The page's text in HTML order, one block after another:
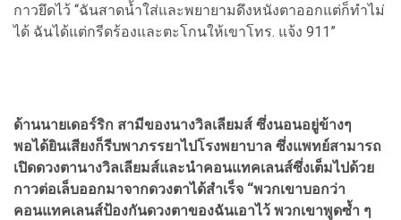
กาวยึดไว้ “ฉันสาดน้ำใส่และพยายามดึงหนังตาออกแต่ก็ทำไม่
ได้ ฉันได้แต่กรีดร้องและตะโกนให้เขาโทร. แจ้ง 911”
ด้านนายเดอร์ริก สามีของนางวิลเลียมส์ ซึ่งนอนอยู่ข้างๆ
พอได้ยินเสียงก็รีบพาภรรยาไปโรงพยาบาล ซึ่งแพทย์สามารถ
เปิดดวงตานางวิลเลียมส์และนำคอนแทคเลนส์ซึ่งเต็มไปด้วย
กาวต่อเล็บออกมาจากดวงตาได้สำเร็จ “พวกเขาบอกว่า
คอนแทคเลนส์ป้องกันดวงตาของฉันเอาไว้ พวกเขาพูดซ้ำ ๆ